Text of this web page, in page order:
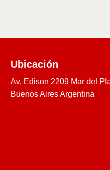
Ubicación
Av. Edison 2209 Mar del
Buenos Aires Argentina